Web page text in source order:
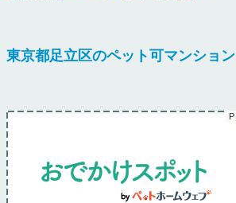
東京都足立区のペット可マンション